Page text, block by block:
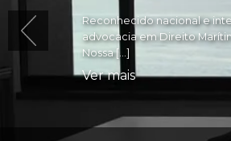
Reconhecido nacional e
advocacia em Direito
Nossa […]
Ver mais